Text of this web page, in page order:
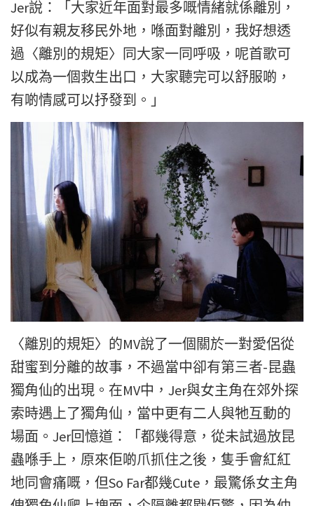
Jer說：「大家近年面對最多嘅情緒就係離別，
好似有親友移民外地， 喺面對離別，我好想透
過〈離別的規矩〉同大家一同呼吸， 呢首歌可
以成為一個救生出口，大家聽完可以舒服啲，
有啲情感可以抒發到。」
〈離別的規矩〉的MV說了一個關於一對愛侶從
甜蜜到分離的故事， 不過當中卻有第三者-昆蟲
獨角仙的出現。在MV中，Jer與女主角在郊外探
索時遇上了獨角仙，當中更有二人與牠互動的
場面。Jer回憶道：「都幾得意，從未試過放昆
蟲喺手上， 原來佢啲爪抓住之後，隻手會紅紅
地同會痛嘅，但So Far都幾Cute，最驚係女主角